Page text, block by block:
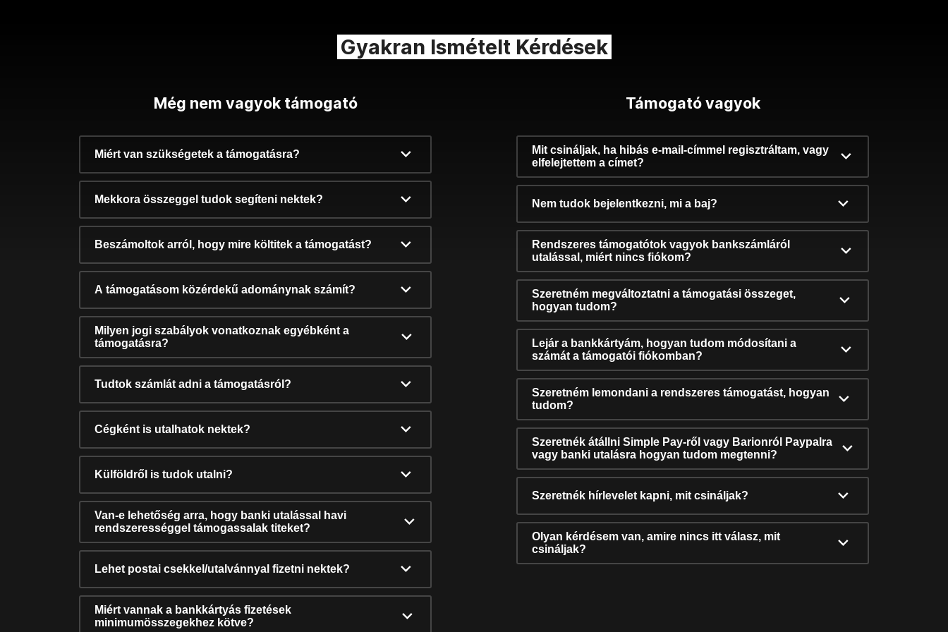
Gyakran Ismételt Kérdések
Még nem vagyok támogató
Miért van szükségetek a támogatásra?
Mekkora összeggel tudok segíteni nektek?
Beszámoltok arról, hogy mire költitek a támogatást?
A támogatásom közérdekű adománynak számít?
Milyen jogi szabályok vonatkoznak egyébként a
támogatásra?
Tudtok számlát adni a támogatásról?
Cégként is utalhatok nektek?
Külföldről is tudok utalni?
Van-e lehetőség arra, hogy banki utalással havi
rendszerességgel támogassalak titeket?
Lehet postai csekkel/utalvánnyal fizetni nektek?
Miért vannak a bankkártyás fizetések
minimumösszegekhez kötve?
Támogató vagyok
Mit csináljak, ha hibás e-mail-címmel regisztráltam, vagy
elfelejtettem a címet?
Nem tudok bejelentkezni, mi a baj?
Rendszeres támogatótok vagyok bankszámláról
utalással, miért nincs fiókom?
Szeretném megváltoztatni a támogatási összeget,
hogyan tudom?
Lejár a bankkártyám, hogyan tudom módosítani a
számát a támogatói fiókomban?
Szeretném lemondani a rendszeres támogatást, hogyan
tudom?
Szeretnék átállni Simple Pay-ről vagy Barionról Paypalra
vagy banki utalásra hogyan tudom megtenni?
Szeretnék hírlevelet kapni, mit csináljak?
Olyan kérdésem van, amire nincs itt válasz, mit
csináljak?